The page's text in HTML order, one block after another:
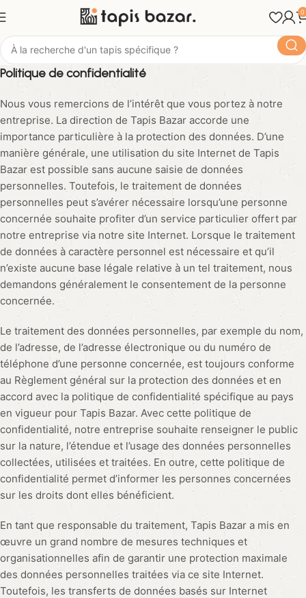
0
Politique de confidentialité
Nous vous remercions de l’intérêt que vous portez à notre
entreprise. La direction de Tapis Bazar accorde une
importance particulière à la protection des données. D’une
manière générale, une utilisation du site Internet de Tapis
Bazar est possible sans aucune saisie de données
personnelles. Toutefois, le traitement de données
personnelles peut s’avérer nécessaire lorsqu’une personne
concernée souhaite profiter d’un service particulier offert par
notre entreprise via notre site Internet. Lorsque le traitement
de données à caractère personnel est nécessaire et qu’il
n’existe aucune base légale relative à un tel traitement, nous
demandons généralement le consentement de la personne
concernée.
Le traitement des données personnelles, par exemple du nom,
de l’adresse, de l’adresse électronique ou du numéro de
téléphone d’une personne concernée, est toujours conforme
au Règlement général sur la protection des données et en
accord avec la politique de confidentialité spécifique au pays
en vigueur pour Tapis Bazar. Avec cette politique de
confidentialité, notre entreprise souhaite renseigner le public
sur la nature, l’étendue et l’usage des données personnelles
collectées, utilisées et traitées. En outre, cette politique de
confidentialité permet d’informer les personnes concernées
sur les droits dont elles bénéficient.
En tant que responsable du traitement, Tapis Bazar a mis en
œuvre un grand nombre de mesures techniques et
organisationnelles afin de garantir une protection maximale
des données personnelles traitées via ce site Internet.
Toutefois, les transferts de données basés sur Internet